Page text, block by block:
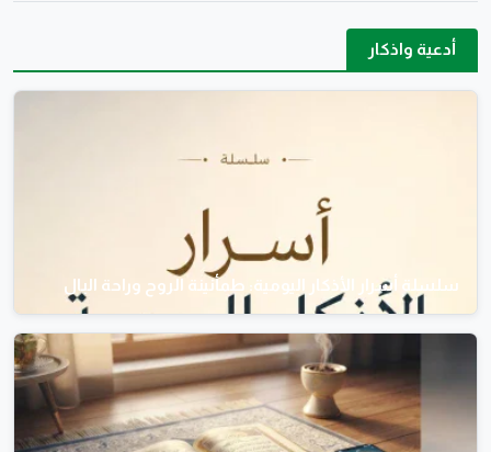
أدعية واذكار
سلسلة أسرار الأذكار اليومية: طمأنينة الروح وراحة البال